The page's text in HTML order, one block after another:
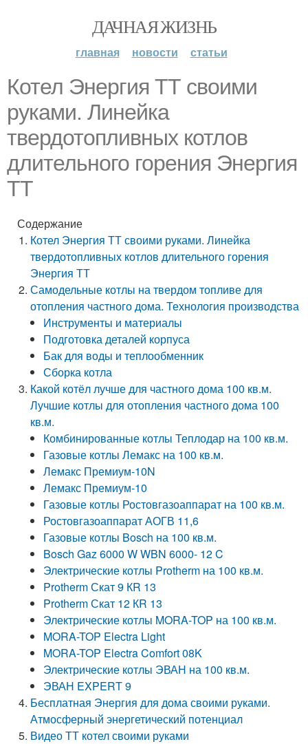
ДАЧНАЯ ЖИЗНЬ
главная новости статьи
Котел Энергия ТТ своими
руками. Линейка
твердотопливных котлов
длительного горения Энергия
ТТ
Содержание
Котел Энергия ТТ своими руками. Линейка
твердотопливных котлов длительного горения
Энергия ТТ
Самодельные котлы на твердом топливе для
отопления частного дома. Технология производства
Инструменты и материалы
Подготовка деталей корпуса
Бак для воды и теплообменник
Сборка котла
Какой котёл лучше для частного дома 100 кв.м.
Лучшие котлы для отопления частного дома 100
кв.м.
Комбинированные котлы Теплодар на 100 кв.м.
Газовые котлы Лемакс на 100 кв.м.
Лемакс Премиум-10N
Лемакс Премиум-10
Газовые котлы Ростовгазоаппарат на 100 кв.м.
Ростовгазоаппарат АОГВ 11,6
Газовые котлы Bosch на 100 кв.м.
Bosch Gaz 6000 W WBN 6000- 12 C
Электрические котлы Protherm на 100 кв.м.
Protherm Скат 9 КR 13
Protherm Скат 12 КR 13
Электрические котлы MORA-TOP на 100 кв.м.
MORA-TOP Electra Light
MORA-TOP Electra Comfort 08K
Электрические котлы ЭВАН на 100 кв.м.
ЭВАН EXPERT 9
Бесплатная Энергия для дома своими руками.
Атмосферный энергетический потенциал
Видео ТТ котел своими руками